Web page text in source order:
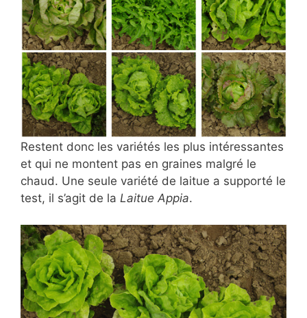
Restent donc les variétés les plus intéressantes
et qui ne montent pas en graines malgré le
chaud. Une seule variété de laitue a supporté le
test, il s’agit de la Laitue Appia.